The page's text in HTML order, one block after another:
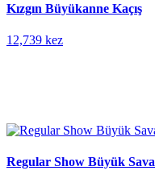
Kızgın Büyükanne Kaçış
12,739 kez
Regular Show Büyük